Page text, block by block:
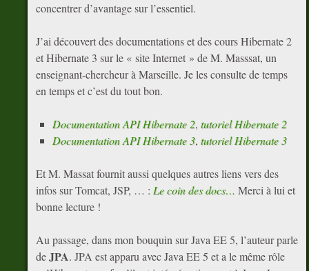
concentrer d’avantage sur l’essentiel.
J’ai découvert des documentations et des cours Hibernate 2
et Hibernate 3 sur le « site Internet » de M. Masssat, un
enseignant-chercheur à Marseille. Je les consulte de temps
en temps et c’est du tout bon.
Documentation API Hibernate 2, tutoriel Hibernate 2
Documentation API Hibernate 3, tutoriel Hibernate 3
Et M. Massat fournit aussi quelques autres liens vers des
infos sur Tomcat, JSP, … : Le coin des docs… Merci à lui et
bonne lecture !
Au passage, dans mon bouquin sur Java EE 5, l’auteur parle
deJPA. JPA est apparu avec Java EE 5 et a le même rôle